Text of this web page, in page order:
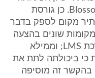
רכשה עוד לפני המכרז מחברת Blossom. כן גורסת
מותיר מקום לספק בדבר
שונים בהצעה
מצוין כי תציע שירות המשלב מערכת LMS; וממילא
כי ביכולתה לתת את
בהקשר זה מוסיפה